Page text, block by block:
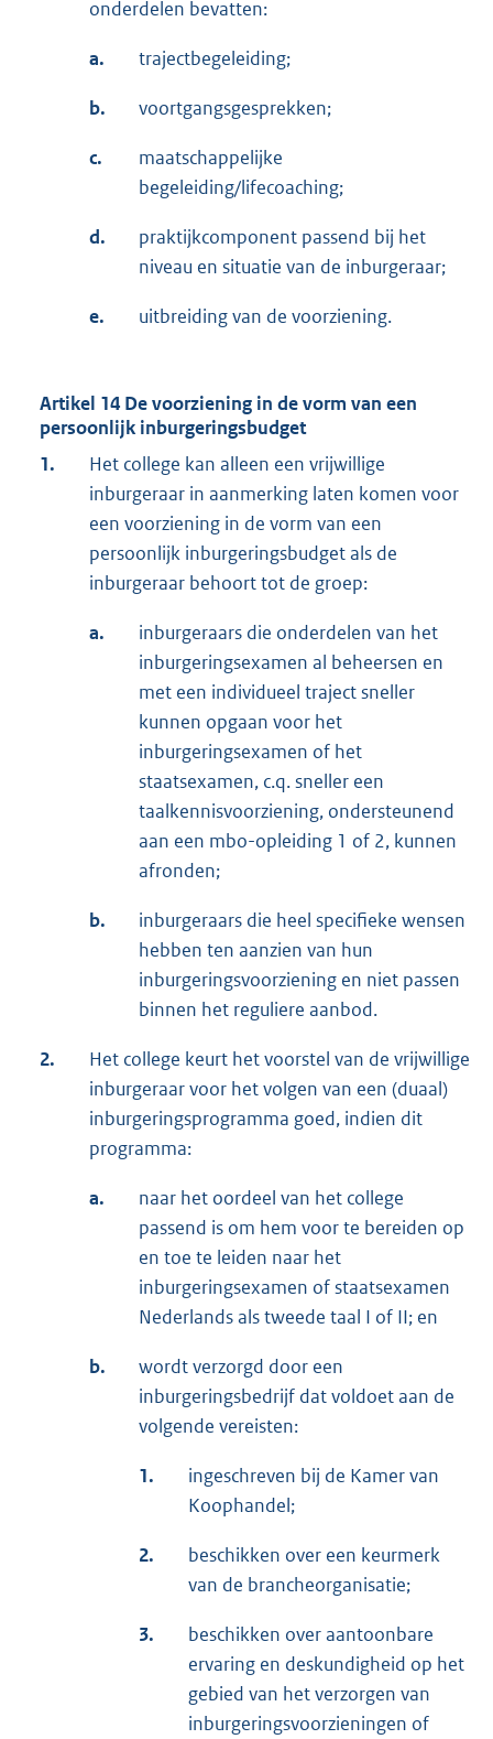
onderdelen bevatten:
a. trajectbegeleiding;
b. voortgangsgesprekken;
c.
maatschappelijke
begeleiding/lifecoaching;
d.
praktijkcomponent passend bij het
niveau en situatie van de inburgeraar;
e. uitbreiding van de voorziening.
Artikel 14 De voorziening in de vorm van een
persoonlijk inburgeringsbudget
1.
Het college kan alleen een vrijwillige
inburgeraar in aanmerking laten komen voor
een voorziening in de vorm van een
persoonlijk inburgeringsbudget als de
inburgeraar behoort tot de groep:
a.
inburgeraars die onderdelen van het
inburgeringsexamen al beheersen en
met een individueel traject sneller
kunnen opgaan voor het
inburgeringsexamen of het
staatsexamen, c.q. sneller een
taalkennisvoorziening, ondersteunend
aan een mbo-opleiding 1 of 2, kunnen
afronden;
b.
inburgeraars die heel specifieke wensen
hebben ten aanzien van hun
inburgeringsvoorziening en niet passen
binnen het reguliere aanbod.
2.
Het college keurt het voorstel van de vrijwillige
inburgeraar voor het volgen van een (duaal)
inburgeringsprogramma goed, indien dit
programma:
a.
naar het oordeel van het college
passend is om hem voor te bereiden op
en toe te leiden naar het
inburgeringsexamen of staatsexamen
Nederlands als tweede taal I of II; en
b.
wordt verzorgd door een
inburgeringsbedrijf dat voldoet aan de
volgende vereisten:
1.
ingeschreven bij de Kamer van
Koophandel;
2.
beschikken over een keurmerk
van de brancheorganisatie;
3.
beschikken over aantoonbare
ervaring en deskundigheid op het
gebied van het verzorgen van
inburgeringsvoorzieningen of